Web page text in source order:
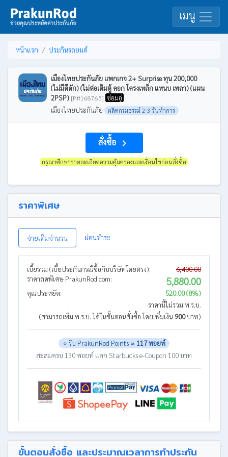
เมนู
หน้าแรก ประกันรถยนต์
เมืองไทยประกันภัย แพกเกจ 2+ Surprise ทุน 200,000
(ไม่มีดีดัก) (ไม่ต่อเติมตู้ คอก โครงเหล็ก แหนบ เพลา) (แผน
2PSP) [P#168765] ซ่อมอู่
เมืองไทยประกันภัย
ผลิตกรมธรรม์ 2-3 วันทำการ
สั่งซื้อ navigate_next
กรุณาศึกษารายละเอียดความคุ้มครองและเงื่อนไขก่อนสั่งซื้อ
ราคาพิเศษ
จ่ายเต็มจำนวน ผ่อนชำระ
เบี้ยรวม (เบี้ยประกันกรณีซื้อกับบริษัทโดยตรง):
6,400.00
ราคาลดพิเศษ PrakunRod.com:
5,880.00
คุณประหยัด:
520.00 (8%)
ราคานี้ไม่รวม พ.ร.บ.
(สามารถเพิ่ม พ.ร.บ. ได้ในขั้นตอนสั่งซื้อ โดยเพิ่มเงิน 900บาท)
⭐ รับ PrakunRod Points ≈ 117 พอยท์
สะสมครบ 130 พอยท์ แลก Starbucks e-Coupon 100 บาท
ขั้นตอนสั่งซื้อ และประมาณเวลาการทำประกัน